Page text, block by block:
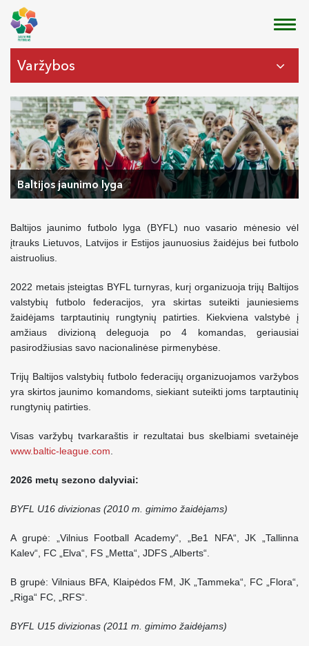
Varžybos
Baltijos jaunimo lyga
Baltijos jaunimo futbolo lyga (BYFL) nuo vasario mėnesio vėl
įtrauks Lietuvos, Latvijos ir Estijos jaunuosius žaidėjus bei futbolo
aistruolius.
2022 metais įsteigtas BYFL turnyras, kurį organizuoja trijų Baltijos
valstybių futbolo federacijos, yra skirtas suteikti jauniesiems
žaidėjams tarptautinių rungtynių patirties. Kiekviena valstybė į
amžiaus divizioną deleguoja po 4 komandas, geriausiai
pasirodžiusias savo nacionalinėse pirmenybėse.
Trijų Baltijos valstybių futbolo federacijų organizuojamos varžybos
yra skirtos jaunimo komandoms, siekiant suteikti joms tarptautinių
rungtynių patirties.
Visas varžybų tvarkaraštis ir rezultatai bus skelbiami svetainėje
www.baltic-league.com
2026 metų sezono dalyviai:
BYFL U16 divizionas (2010 m. gimimo žaidėjams)
A grupė: „Vilnius Football Academy“, „Be1 NFA“, JK „Tallinna
Kalev“, FC „Elva“, FS „Metta“, JDFS „Alberts“.
B grupė: Vilniaus BFA, Klaipėdos FM, JK „Tammeka“, FC „Flora“,
„Riga“ FC, „RFS“.
BYFL U15 divizionas (2011 m. gimimo žaidėjams)